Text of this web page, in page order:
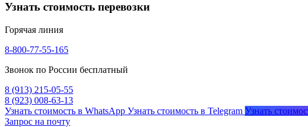
Узнать стоимость перевозки
Горячая линия
8-800-77-55-165
Звонок по России бесплатный
8 (913) 215-05-55
8 (923) 008-63-13
Узнать стоимость в WhatsApp Узнать стоимость в Telegram Узнать
Запрос на почту